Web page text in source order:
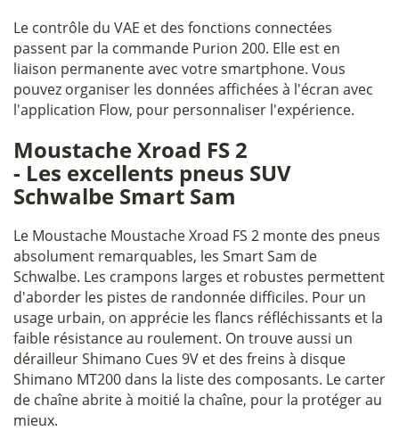
Le contrôle du VAE et des fonctions connectées
passent par la commande Purion 200. Elle est en
liaison permanente avec votre smartphone. Vous
pouvez organiser les données affichées à l'écran avec
l'application Flow, pour personnaliser l'expérience.
Moustache Xroad FS 2
- Les excellents pneus SUV
Schwalbe Smart Sam
Le Moustache Moustache Xroad FS 2 monte des pneus
absolument remarquables, les Smart Sam de
Schwalbe. Les crampons larges et robustes permettent
d'aborder les pistes de randonnée difficiles. Pour un
usage urbain, on apprécie les flancs réfléchissants et la
faible résistance au roulement. On trouve aussi un
dérailleur Shimano Cues 9V et des freins à disque
Shimano MT200 dans la liste des composants. Le carter
de chaîne abrite à moitié la chaîne, pour la protéger au
mieux.